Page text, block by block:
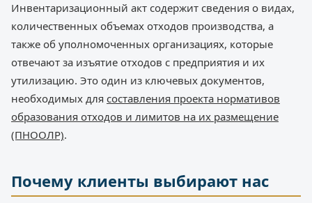
Инвентаризационный акт содержит сведения о видах,
количественных объемах отходов производства, а
также об уполномоченных организациях, которые
отвечают за изъятие отходов с предприятия и их
утилизацию. Это один из ключевых документов,
необходимых для составления проекта нормативов
образования отходов и лимитов на их размещение
(ПНООЛР).
Почему клиенты выбирают нас